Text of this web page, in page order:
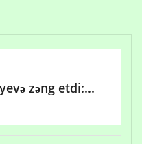
zəng etdi:...